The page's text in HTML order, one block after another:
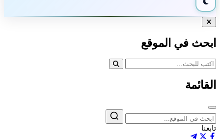
الوضع
الليلي
إغلاق
ابحث في الموقع
القائمة
إغلاق
بحث
تابعنا